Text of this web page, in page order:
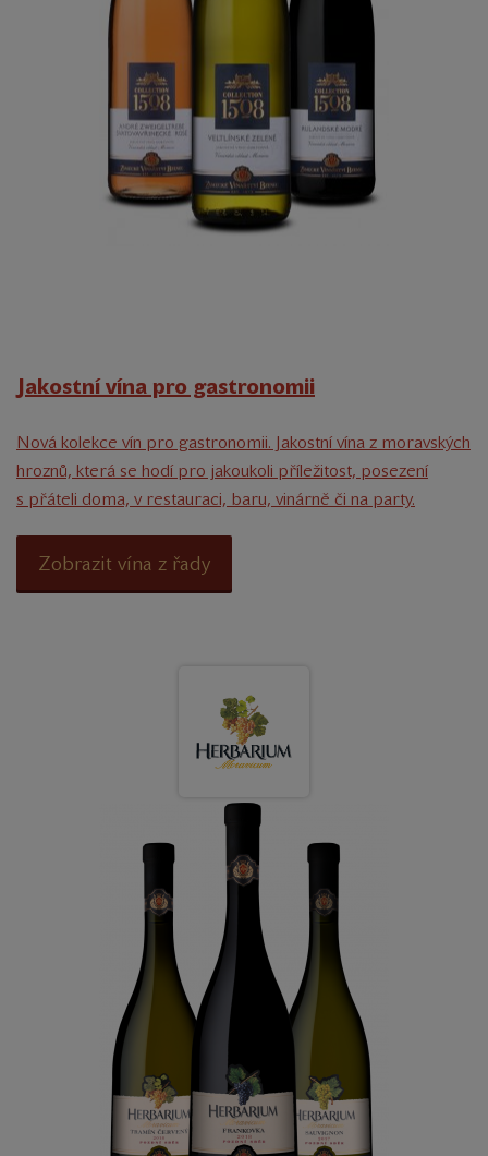
Jakostní vína pro gastronomii
Nová kolekce vín pro gastronomii. Jakostní vína z moravských
hroznů, která se hodí pro jakoukoli příležitost, posezení
s přáteli doma, v restauraci, baru, vinárně či na party.
Zobrazit vína z řady